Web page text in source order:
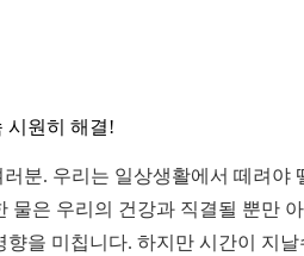
시원히 해결!
분. 우리는 일상생활에서 떼려야
물은 우리의 건강과 직결될 뿐만
을 미칩니다. 하지만 시간이 지날